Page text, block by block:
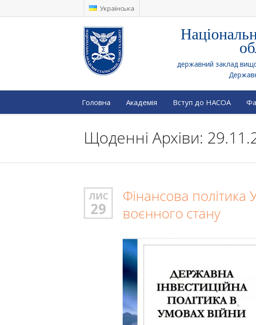
Українська
державний заклад
Головна Академія Вступ до НАСОА
Щоденні Архіви:
ЛИС
29
Фінансова політика
воєнного стану